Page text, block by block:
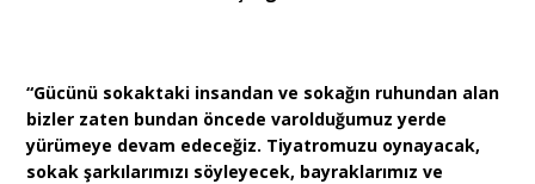
“Gücünü sokaktaki insandan ve sokağın ruhundan alan
bizler zaten bundan öncede varolduğumuz yerde
yürümeye devam edeceğiz. Tiyatromuzu oynayacak,
sokak şarkılarımızı söyleyecek, bayraklarımız ve